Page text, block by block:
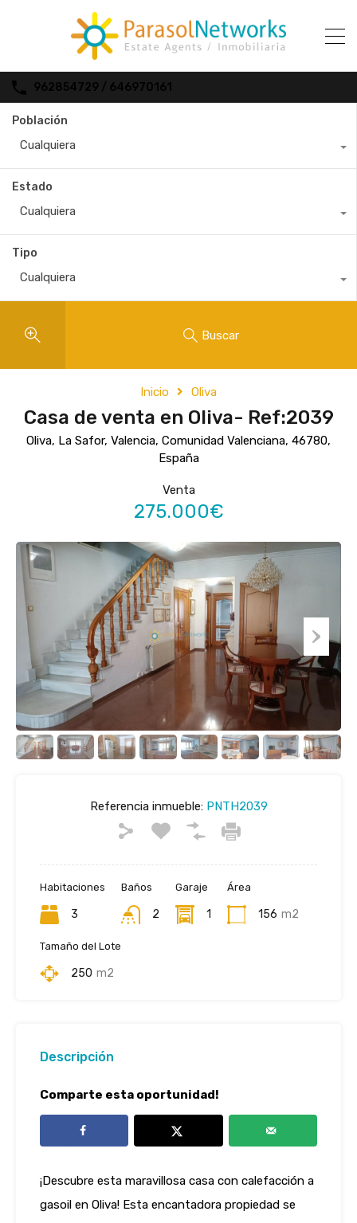
962854729 / 646970161
Población
Cualquiera
Estado
Cualquiera
Tipo
Cualquiera
Buscar
Inicio Oliva
Casa de venta en Oliva- Ref:2039
Oliva, La Safor, Valencia, Comunidad Valenciana, 46780,
España
Venta
275.000€
Referencia inmueble:PNTH2039
Habitaciones
3
Baños
2
Garaje
1
Área
156 m2
Tamaño del Lote
250 m2
Descripción
Comparte esta oportunidad!
¡Descubre esta maravillosa casa con calefacción a
gasoil en Oliva! Esta encantadora propiedad se